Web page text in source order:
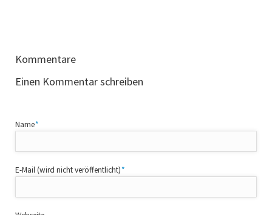
Kommentare
Einen Kommentar schreiben
Pflichtfeld
Name*
Pflichtfeld
E-Mail (wird nicht veröffentlicht)*